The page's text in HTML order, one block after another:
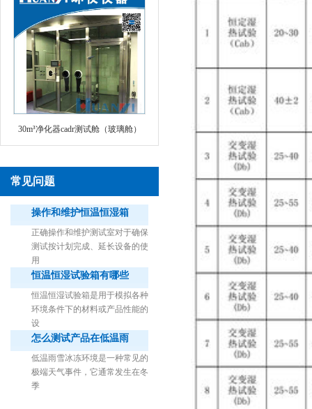
30m³净化器cadr测试舱（玻璃舱）
常见问题
操作和维护恒温恒湿箱
正确操作和维护测试室对于确保
测试按计划完成、延长设备的使
用
恒温恒湿试验箱有哪些
恒温恒湿试验箱是用于模拟各种
环境条件下的材料或产品性能的
设
怎么测试产品在低温雨
低温雨雪冰冻环境是一种常见的
极端天气事件，它通常发生在冬
季